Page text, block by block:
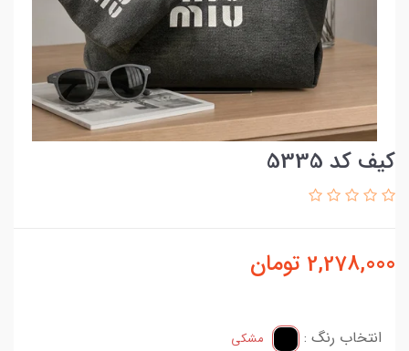
کیف کد 5335
2,278,000 تومان
انتخاب رنگ : مشکی